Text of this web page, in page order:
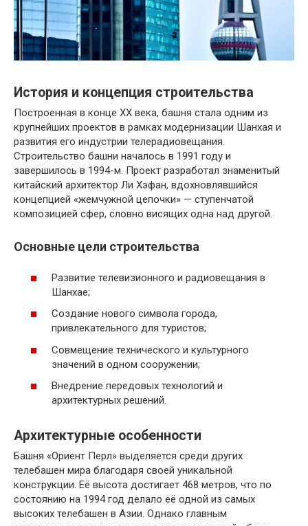
История и концепция строительства
Построенная в конце XX века, башня стала одним из
крупнейших проектов в рамках модернизации Шанхая и
развития его индустрии телерадиовещания.
Строительство башни началось в 1991 году и
завершилось в 1994-м. Проект разработал знаменитый
китайский архитектор Ли Хэфан, вдохновлявшийся
концепцией «жемчужной цепочки» — ступенчатой
композицией сфер, словно висящих одна над другой.
Основные цели строительства
Развитие телевизионного и радиовещания в
Шанхае;
Создание нового символа города,
привлекательного для туристов;
Совмещение технического и культурного
значений в одном сооружении;
Внедрение передовых технологий и
архитектурных решений.
Архитектурные особенности
Башня «Ориент Перл» выделяется среди других
телебашен мира благодаря своей уникальной
конструкции. Её высота достигает 468 метров, что по
состоянию на 1994 год делало её одной из самых
высоких телебашен в Азии. Однако главным